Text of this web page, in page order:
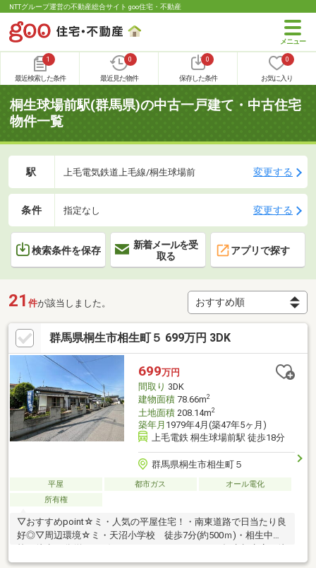
NTTグループ運営の不動産総合サイト goo住宅・不動産
1
最近検索した条件
0
最近見た物件
0
保存した条件
0
お気に入り
桐生球場前駅(群馬県)の中古一戸建て・中古住宅
物件一覧
駅 上毛電気鉄道上毛線/桐生球場前 変更する
条件 指定なし 変更する
検索条件を保存
新着メールを受
取る
アプリで探す
21 件が該当しました。
群馬県桐生市相生町５ 699万円 3DK
699万円
間取り 3DK
建物面積78.66m2
土地面積208.14m2
築年月 1979年4月(築47年5ヶ月)
上毛電鉄 桐生球場前駅 徒歩18分
群馬県桐生市相生町５
平屋 都市ガス
オール電化
所有権
▽おすすめpoint☆ミ・人気の平屋住宅！・南東道路で日当たり良
好◎▽周辺環境☆ミ・天沼小学校 徒歩7分(約500ｍ)・相生中学
歩9分(約699ｍ)・ローソン桐生相生町岡登店 徒歩4分(約263